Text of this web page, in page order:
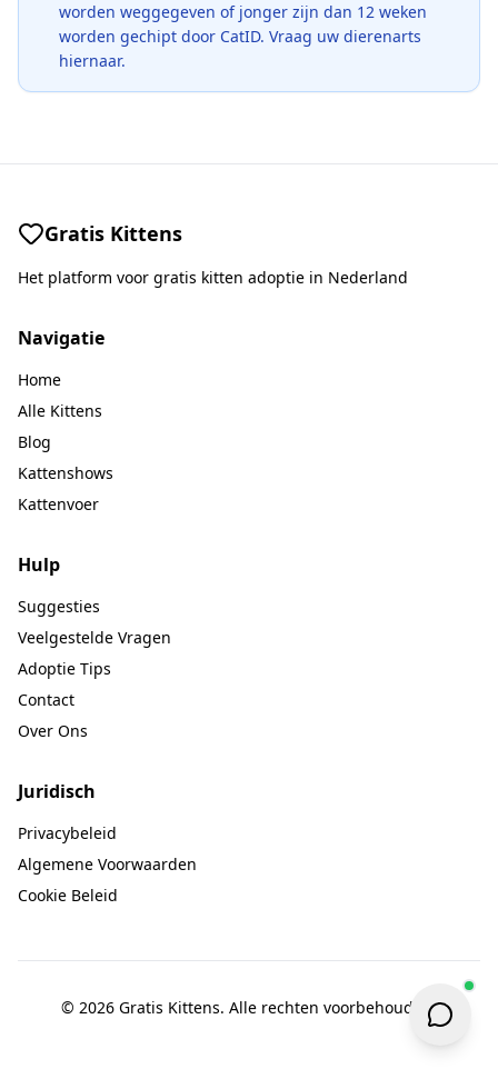
worden weggegeven of jonger zijn dan 12 weken
worden gechipt door CatID. Vraag uw dierenarts
hiernaar.
Gratis Kittens
Het platform voor gratis kitten adoptie in Nederland
Navigatie
Home
Alle Kittens
Blog
Kattenshows
Kattenvoer
Hulp
Suggesties
Veelgestelde Vragen
Adoptie Tips
Contact
Over Ons
Juridisch
Privacybeleid
Algemene Voorwaarden
Cookie Beleid
© 2026 Gratis Kittens. Alle rechten voorbehouden.